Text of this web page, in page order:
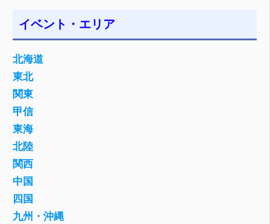
イベント・エリア
北海道
東北
関東
甲信
東海
北陸
関西
中国
四国
九州・沖縄